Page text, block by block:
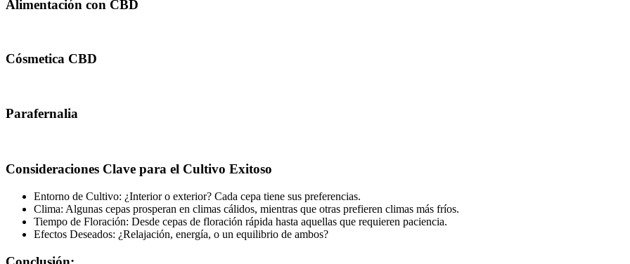
Alimentación con CBD
Cósmetica CBD
Parafernalia
Consideraciones Clave para el Cultivo Exitoso
Entorno de Cultivo: ¿Interior o exterior? Cada cepa tiene sus preferencias.
Clima: Algunas cepas prosperan en climas cálidos, mientras que otras prefieren climas más fríos.
Tiempo de Floración: Desde cepas de floración rápida hasta aquellas que requieren paciencia.
Efectos Deseados: ¿Relajación, energía, o un equilibrio de ambos?